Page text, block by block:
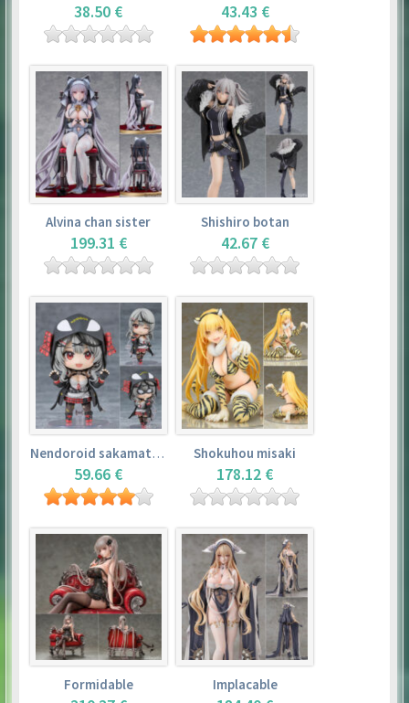
38.50 € 43.43 €
Alvina chan sister
199.31 €
Shishiro botan
42.67 €
Nendoroid sakamata chloe
59.66 €
Shokuhou misaki
178.12 €
Formidable Implacable